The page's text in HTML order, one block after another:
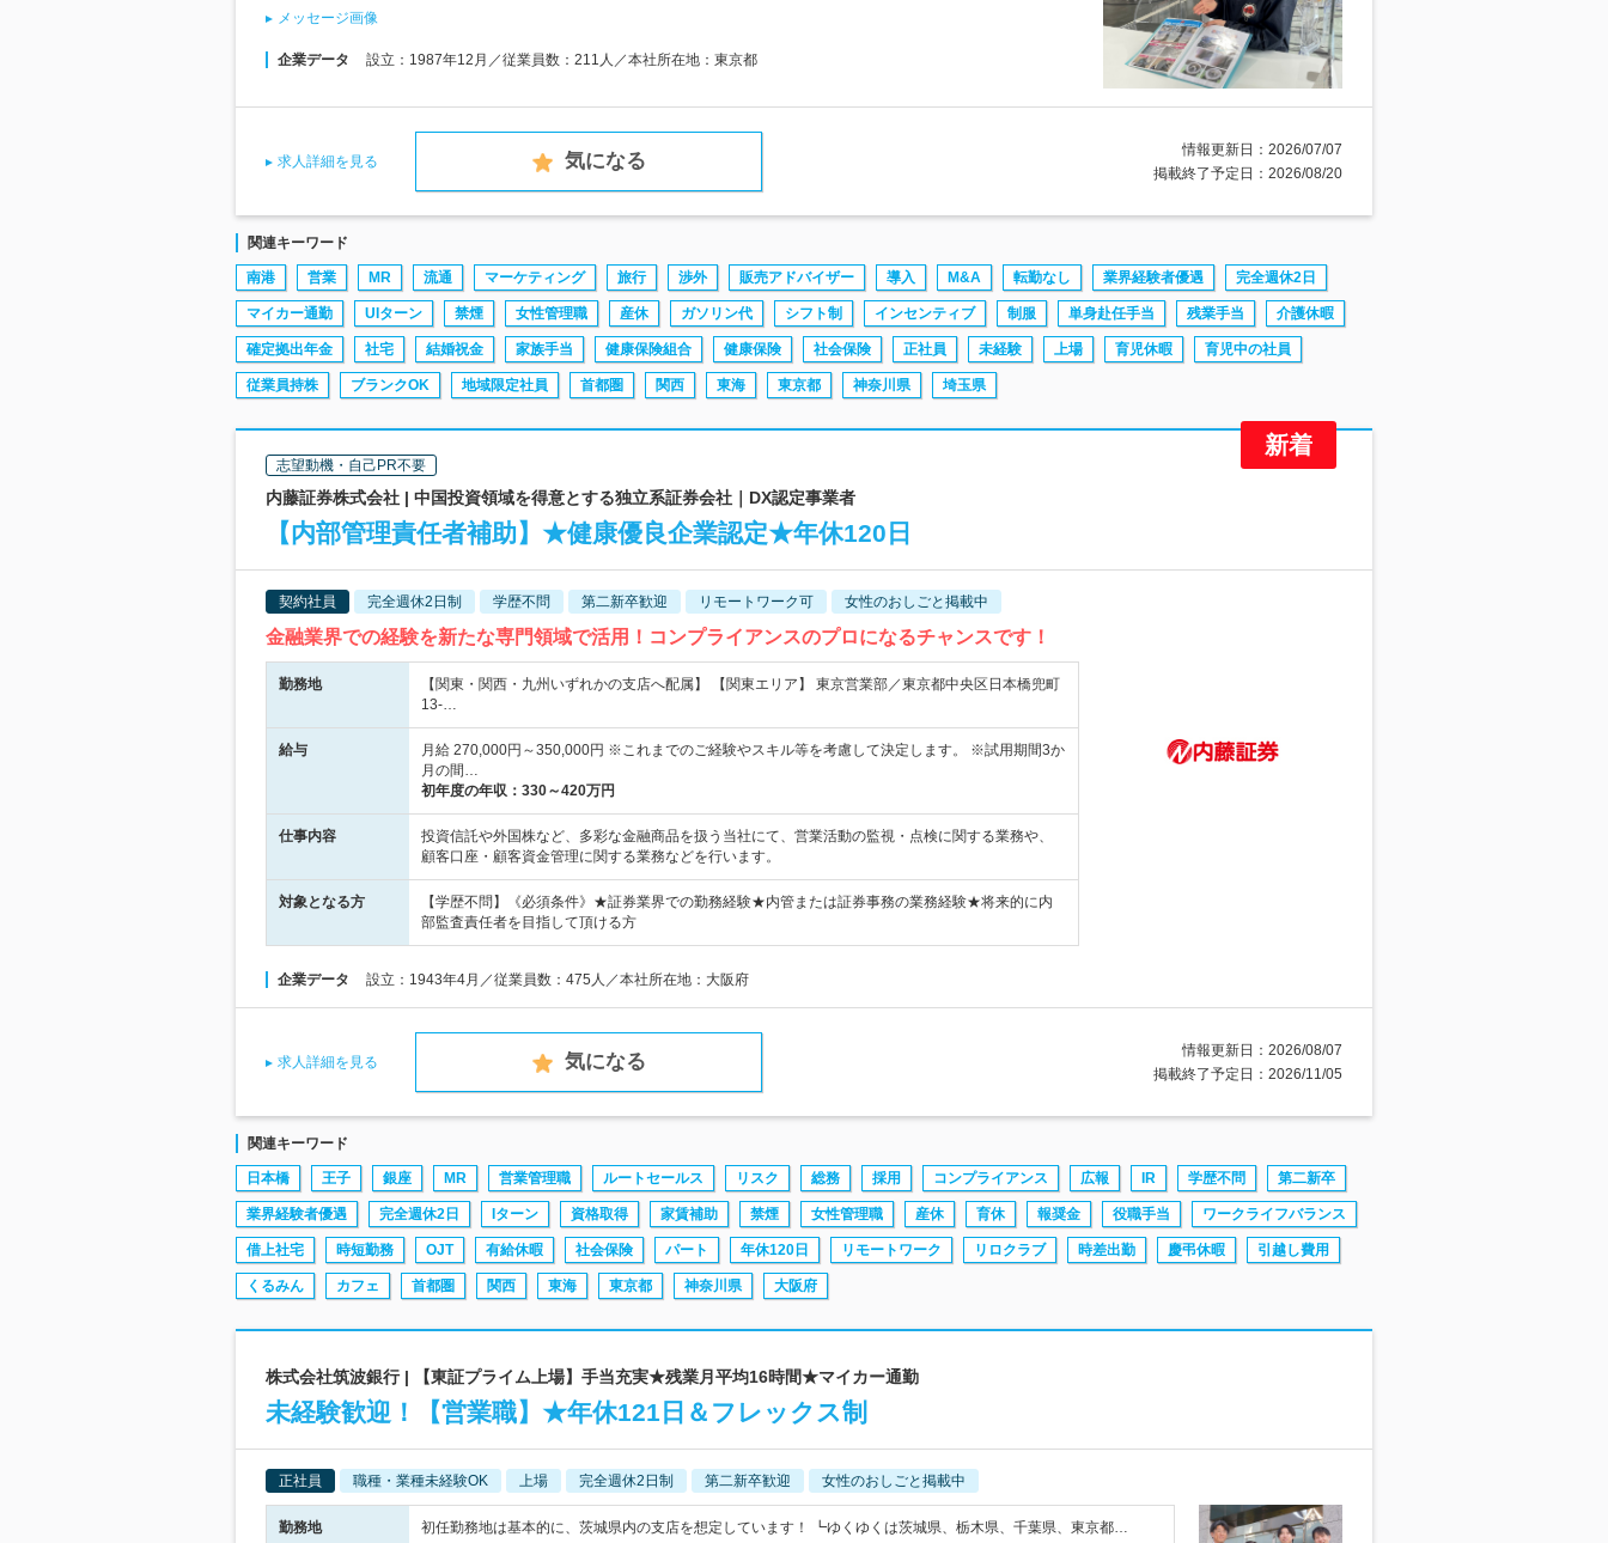
メッセージ画像
企業データ 設立：1987年12月／従業員数：211人／本社所在地：東京都
求人詳細を見る 気になる
情報更新日：2026/07/07
掲載終了予定日：2026/08/20
関連キーワード
南港 営業 MR 流通 マーケティング 旅行 渉外 販売アドバイザー 導入 M&A 転勤なし 業界経験者優遇 完全週休2日
マイカー通勤 UIターン 禁煙 女性管理職 産休 ガソリン代 シフト制 インセンティブ 制服 単身赴任手当 残業手当 介護休暇
確定拠出年金 社宅 結婚祝金 家族手当 健康保険組合 健康保険 社会保険 正社員 未経験 上場 育児休暇 育児中の社員
従業員持株 ブランクOK 地域限定社員 首都圏 関西 東海 東京都 神奈川県 埼玉県
志望動機・自己PR不要
内藤証券株式会社 | 中国投資領域を得意とする独立系証券会社｜DX認定事業者
【内部管理責任者補助】★健康優良企業認定★年休120日
契約社員 完全週休2日制 学歴不問 第二新卒歓迎 リモートワーク可 女性のおしごと掲載中
金融業界での経験を新たな専門領域で活用！コンプライアンスのプロになるチャンスです！
勤務地
【関東・関西・九州いずれかの支店へ配属】 【関東エリア】 東京営業部／東京都中央区日本橋兜町
13-…
給与
月給 270,000円～350,000円 ※これまでのご経験やスキル等を考慮して決定します。 ※試用期間3か
月の間…
初年度の年収： 330～420万円
仕事内容
投資信託や外国株など、多彩な金融商品を扱う当社にて、営業活動の監視・点検に関する業務や、
顧客口座・顧客資金管理に関する業務などを行います。
対象となる方
【学歴不問】《必須条件》★証券業界での勤務経験★内管または証券事務の業務経験★将来的に内
部監査責任者を目指して頂ける方
企業データ 設立：1943年4月／従業員数：475人／本社所在地：大阪府
求人詳細を見る 気になる
情報更新日：2026/08/07
掲載終了予定日：2026/11/05
関連キーワード
日本橋 王子 銀座 MR 営業管理職 ルートセールス リスク 総務 採用 コンプライアンス 広報 IR 学歴不問 第二新卒
業界経験者優遇 完全週休2日 Iターン 資格取得 家賃補助 禁煙 女性管理職 産休 育休 報奨金 役職手当 ワークライフバランス
借上社宅 時短勤務 OJT 有給休暇 社会保険 パート 年休120日 リモートワーク リロクラブ 時差出勤 慶弔休暇 引越し費用
くるみん カフェ 首都圏 関西 東海 東京都 神奈川県 大阪府
株式会社筑波銀行 | 【東証プライム上場】手当充実★残業月平均16時間★マイカー通勤
未経験歓迎！【営業職】★年休121日＆フレックス制
正社員 職種・業種未経験OK 上場 完全週休2日制 第二新卒歓迎 女性のおしごと掲載中
勤務地 初任勤務地は基本的に、茨城県内の支店を想定しています！ ┗ゆくゆくは茨城県、栃木県、千葉県、東京都…